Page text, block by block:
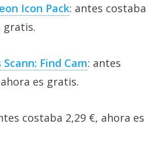
Icon Pack: antes costaba
gratis.
Find Cam: antes
es gratis.
costaba 2,29 €, ahora es